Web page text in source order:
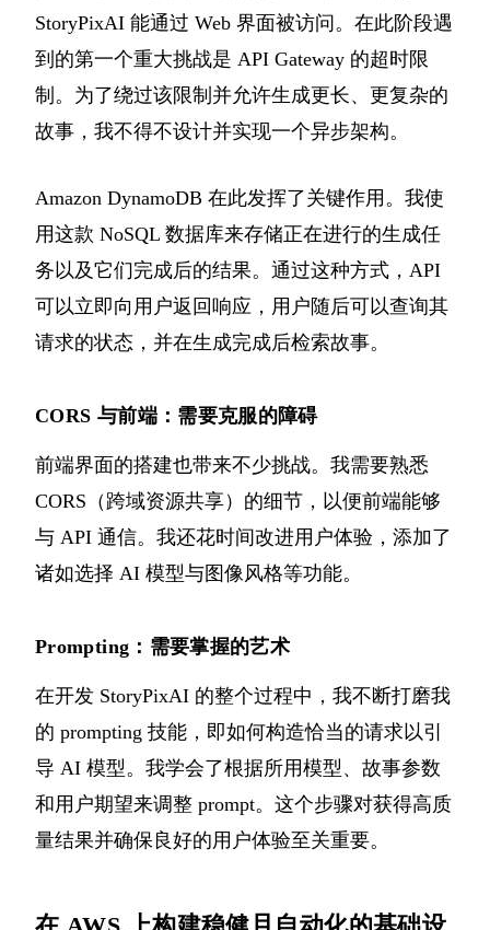
StoryPixAI 能通过 Web 界面被访问。在此阶段遇
到的第一个重大挑战是 API Gateway 的超时限
制。为了绕过该限制并允许生成更长、更复杂的
故事，我不得不设计并实现一个异步架构。
Amazon DynamoDB 在此发挥了关键作用。我使
用这款 NoSQL 数据库来存储正在进行的生成任
务以及它们完成后的结果。通过这种方式，API
可以立即向用户返回响应，用户随后可以查询其
请求的状态，并在生成完成后检索故事。
CORS 与前端：需要克服的障碍
前端界面的搭建也带来不少挑战。我需要熟悉
CORS（跨域资源共享）的细节，以便前端能够
与 API 通信。我还花时间改进用户体验，添加了
诸如选择 AI 模型与图像风格等功能。
Prompting：需要掌握的艺术
在开发 StoryPixAI 的整个过程中，我不断打磨我
的 prompting 技能，即如何构造恰当的请求以引
导 AI 模型。我学会了根据所用模型、故事参数
和用户期望来调整 prompt。这个步骤对获得高质
量结果并确保良好的用户体验至关重要。